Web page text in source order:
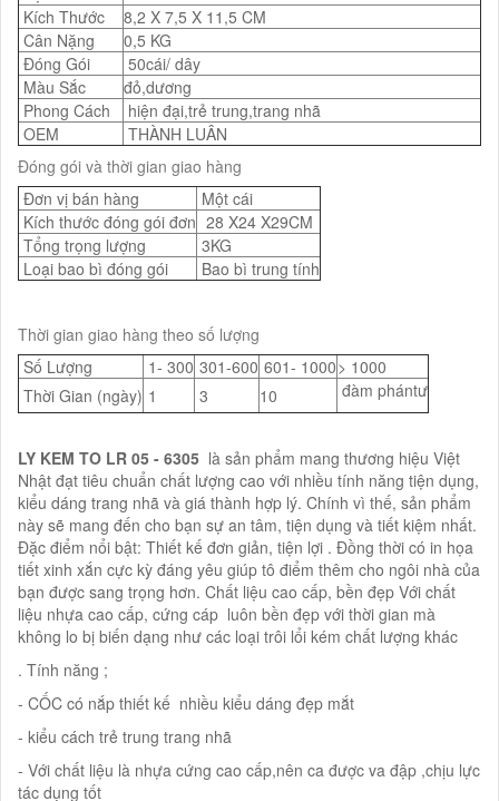
Kích Thước
8,2 X 7,5 X 11,5 CM
Cân Nặng
0,5 KG
Đóng Gói
50cái/ dây
Màu Sắc
đỏ,dương
Phong Cách
hiện đại,trẻ trung,trang nhã
OEM
THÀNH LUÂN
Đóng gói và thời gian giao hàng
Đơn vị bán hàng
Một cái
Kích thước đóng gói đơn 28 X24 X29CM
Tổng trọng lượng
3KG
Loại bao bì đóng gói
Bao bì trung tính
Thời gian giao hàng theo số lượng
Số Lượng
1- 300 301-600 601- 1000> 1000
Thời Gian (ngày) 1 3 10 đàm phántư
LY KEM TO LR 05 - 6305 là sản phẩm mang thương hiệu Việt
Nhật đạt tiêu chuẩn chất lượng cao với nhiều tính năng tiện dụng,
kiểu dáng trang nhã và giá thành hợp lý. Chính vì thế, sản phẩm
này sẽ mang đến cho bạn sự an tâm, tiện dụng và tiết kiệm nhất.
Đặc điểm nổi bật: Thiết kế đơn giản, tiện lợi . Đồng thời có in họa
tiết xinh xắn cực kỳ đáng yêu giúp tô điểm thêm cho ngôi nhà của
bạn được sang trọng hơn. Chất liệu cao cấp, bền đẹp Với chất
liệu nhựa cao cấp, cứng cáp luôn bền đẹp với thời gian mà
không lo bị biến dạng như các loại trôi lổi kém chất lượng khác
. Tính năng ;
- CỐC có nắp thiết kế nhiều kiểu dáng đẹp mắt
- kiểu cách trẻ trung trang nhã
- Với chất liệu là nhựa cứng cao cấp,nên ca được va đập ,chịu lực
tác dụng tốt